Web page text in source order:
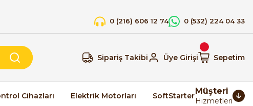
0 (216) 606 12 74 0 (532) 224 04 33
Sipariş Takibi Üye Girişi Sepetim
Cihazları Elektrik Motorları SoftStarterMüşteri
Hizmetleri